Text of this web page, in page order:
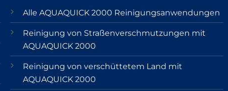
Alle AQUAQUICK 2000 Reinigungsanwendungen
Reinigung von Straßenverschmutzungen mit
AQUAQUICK 2000
Reinigung von verschüttetem Land mit
AQUAQUICK 2000